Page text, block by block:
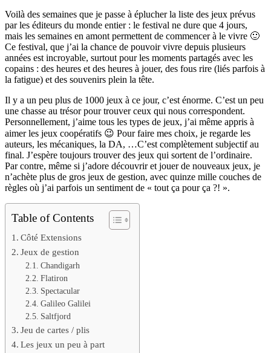
Voilà des semaines que je passe à éplucher la liste des jeux prévus
par les éditeurs du monde entier : le festival ne dure que 4 jours,
mais les semaines en amont permettent de commencer à le vivre 🙂
Ce festival, que j’ai la chance de pouvoir vivre depuis plusieurs
années est incroyable, surtout pour les moments partagés avec les
copains : des heures et des heures à jouer, des fous rire (liés parfois à
la fatigue) et des souvenirs plein la tête.
Il y a un peu plus de 1000 jeux à ce jour, c’est énorme. C’est un peu
une chasse au trésor pour trouver ceux qui nous correspondent.
Personnellement, j’aime tous les types de jeux, j’ai même appris à
aimer les jeux coopératifs 😉 Pour faire mes choix, je regarde les
auteurs, les mécaniques, la DA, …C’est complètement subjectif au
final. J’espère toujours trouver des jeux qui sortent de l’ordinaire.
Par contre, même si j’adore découvrir et jouer de nouveaux jeux, je
n’achète plus de gros jeux de gestion, avec quinze mille couches de
règles où j’ai parfois un sentiment de « tout ça pour ça ?! ».
Table of Contents
Côté Extensions
Jeux de gestion
Chandigarh
Flatiron
Spectacular
Galileo Galilei
Saltfjord
Jeu de cartes / plis
Les jeux un peu à part